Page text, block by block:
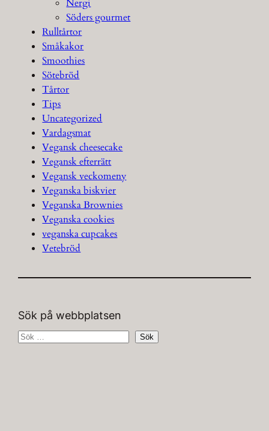
Nergi
Söders gourmet
Rulltårtor
Småkakor
Smoothies
Sötebröd
Tårtor
Tips
Uncategorized
Vardagsmat
Vegansk cheesecake
Vegansk efterrätt
Vegansk veckomeny
Veganska biskvier
Veganska Brownies
Veganska cookies
veganska cupcakes
Vetebröd
Sök på webbplatsen
S
Sök